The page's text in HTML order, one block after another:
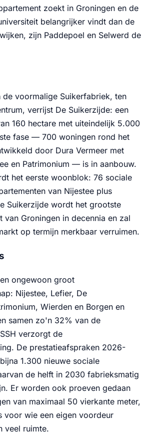
zoekt in Groningen en de
belangrijker vindt dan de
zijn Paddepoel en Selwerd de
de voormalige Suikerfabriek, ten
verrijst De Suikerzijde: een
160 hectare met uiteindelijk 5.000
fase — 700 woningen rond het
door Dura Vermeer met
en Patrimonium — is in aanbouw.
het eerste woonblok: 76 sociale
van Nijestee plus
Suikerzijde wordt het grootste
van Groningen in decennia en zal
op termijn merkbaar verruimen.
ongewoon groot
Nijestee, Lefier, De
Wierden en Borgen en
samen zo'n 32% van de
verzorgt de
De prestatieafspraken 2026-
1.300 nieuwe sociale
de helft in 2030 fabrieksmatig
Er worden ook proeven gedaan
van maximaal 50 vierkante meter,
voor wie een eigen voordeur
veel ruimte.